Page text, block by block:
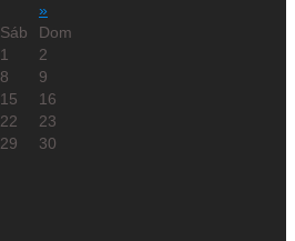
»
Sáb
Dom
1
2
8
9
15
16
22
23
29
30